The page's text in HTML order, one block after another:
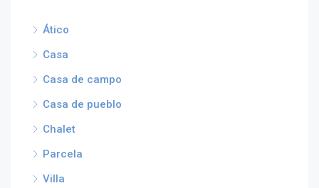
Ático
Casa
Casa de campo
Casa de pueblo
Chalet
Parcela
Villa